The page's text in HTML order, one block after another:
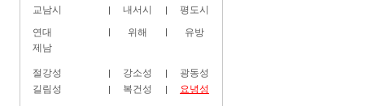
교남시
내서시
평도시
연대
위해
유방
제남
절강성 강소성
광동성
길림성
복건성 요녕성